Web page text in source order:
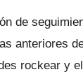
de
anteriores
rockear y